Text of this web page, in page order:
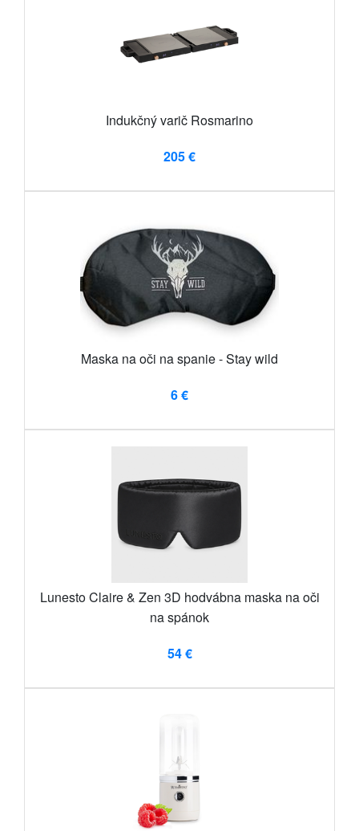
Indukčný varič Rosmarino
205 €
Maska na oči na spanie - Stay wild
6 €
Lunesto Claire & Zen 3D hodvábna maska ​​na oči
na spánok
54 €